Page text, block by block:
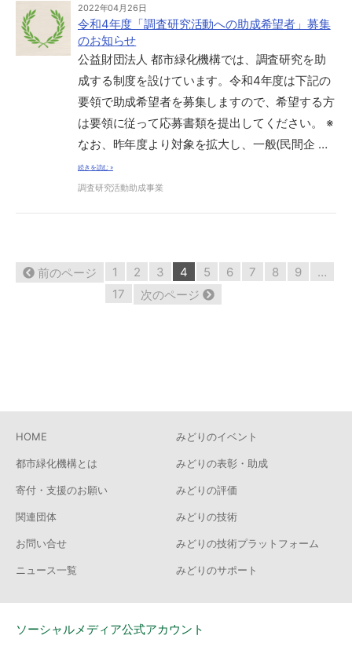
2022年04月26日
令和4年度「調査研究活動への助成希望者」募集
のお知らせ
公益財団法人 都市緑化機構では、調査研究を助
成する制度を設けています。令和4年度は下記の
要領で助成希望者を募集しますので、希望する方
は要領に従って応募書類を提出してください。 ※
なお、昨年度より対象を拡大し、一般(民間企 …
続きを読む »
調査研究活動助成事業
164
件
中
前のページ 1 2 3 4 5 6 7 8 9
…
17
次のページ
HOME
都市緑化機構とは
寄付・支援のお願い
関連団体
お問い合せ
ニュース一覧
みどりのイベント
みどりの表彰・助成
みどりの評価
みどりの技術
みどりの技術プラットフォーム
みどりのサポート
ソーシャルメディア公式アカウント